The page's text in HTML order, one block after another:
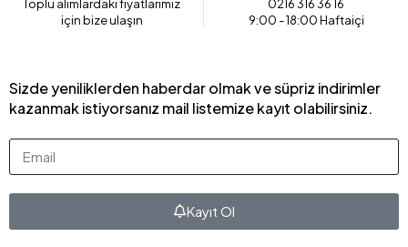
Toplu alımlardaki fiyatlarımız
için bize ulaşın
0216 316 36 16
9:00 - 18:00 Haftaiçi
Sizde yeniliklerden haberdar olmak ve süpriz indirimler
kazanmak istiyorsanız mail listemize kayıt olabilirsiniz.
Kayıt Ol